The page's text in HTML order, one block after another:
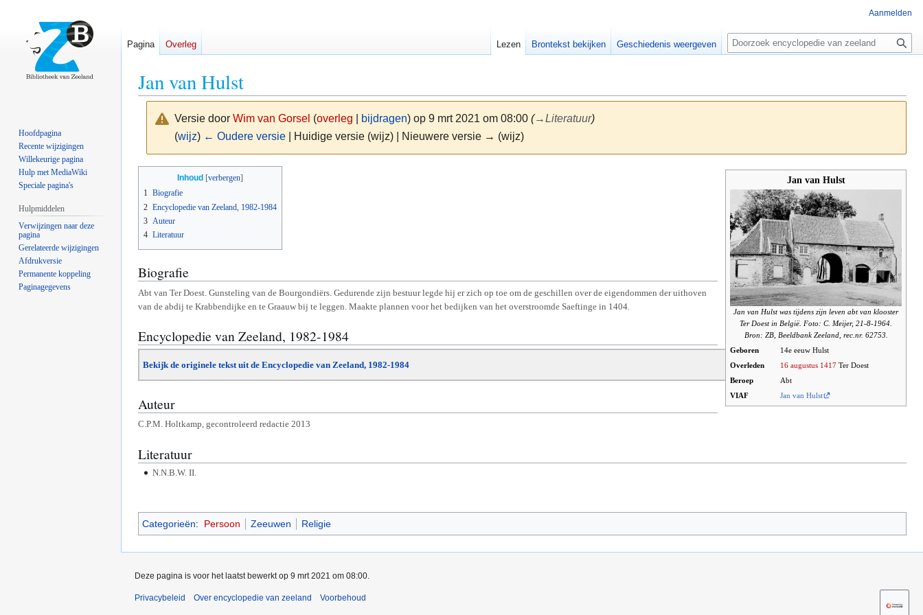
Jan van Hulst
Versie door Wim van Gorsel (overleg bijdragen)op 9 mrt 2021 om 08:00 (→Literatuur)
(wijz) ← Oudere versie| Huidige versie (wijz) | Nieuwere versie → (wijz)
navigatie
springen
zoeken
springen
Jan van Hulst
Jan van Hulst was tijdens zijn leven abt van klooster
Ter Doest in België. Foto: C. Meijer, 21-8-1964.
Bron: ZB, Beeldbank Zeeland, rec.nr. 62753.
Geboren
14e eeuw Hulst
Overleden
16 augustus 1417 Ter Doest
Beroep
Abt
VIAF
Jan van Hulst
Inhoud
1 Biografie
2 Encyclopedie van Zeeland, 1982-1984
3 Auteur
4 Literatuur
Biografie
Abt van Ter Doest. Gunsteling van de Bourgondiërs. Gedurende zijn bestuur legde hij er zich op toe om de geschillen over de eigendommen der uithoven
van de abdij te Krabbendijke en te Graauw bij te leggen. Maakte plannen voor het bedijken van het overstroomde Saeftinge in 1404.
Encyclopedie van Zeeland, 1982-1984
Bekijk de originele tekst uit de Encyclopedie van Zeeland, 1982-1984
Auteur
C.P.M. Holtkamp, gecontroleerd redactie 2013
Literatuur
N.N.B.W. II.
Categorieën: Persoon Zeeuwen Religie
Aanmelden
Pagina Overleg Lezen Brontekst bekijken Geschiedenis weergeven
Z
e
Hoofdpagina
Recente wijzigingen
Willekeurige pagina
Hulp met MediaWiki
Speciale pagina's
Hulpmiddelen
Verwijzingen naar deze
pagina
Gerelateerde wijzigingen
Afdrukversie
Permanente koppeling
Paginagegevens
Deze pagina is voor het laatst bewerkt op 9 mrt 2021 om 08:00.
Privacybeleid Over encyclopedie van zeeland Voorbehoud